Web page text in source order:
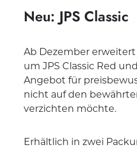
Neu: JPS Classic
Ab Dezember
um JPS Classic Red
Angebot für
nicht auf den
verzichten möchte.
Erhältlich in zwei